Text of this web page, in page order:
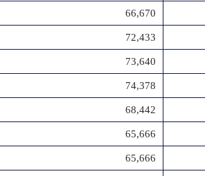
66,670
72,433
73,640
74,378
68,442
65,666
65,666